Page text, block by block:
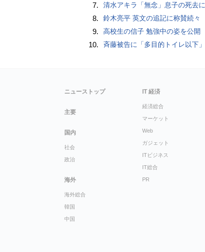
7. 清水アキラ「無念」息子の死去に
8. 鈴木亮平 英文の追記に称賛続々
9. 高校生の信子 勉強中の姿を公開
10. 斉藤被告に「多目的トイレ以下」
ニューストップ
主要
国内
社会
政治
海外
海外総合
韓国
中国
IT 経済
経済総合
マーケット
Web
ガジェット
ITビジネス
IT総合
PR